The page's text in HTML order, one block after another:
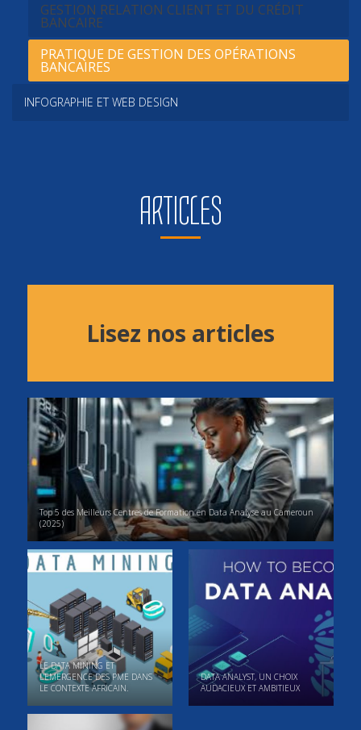
GESTION RELATION CLIENT ET DU CRÉDIT
BANCAIRE
PRATIQUE DE GESTION DES OPÉRATIONS
BANCAIRES
INFOGRAPHIE ET WEB DESIGN
ARTICLES
Lisez nos articles
Top 5 des Meilleurs Centres de Formation en Data Analyse au Cameroun
(2025)
LE DATA MINING ET
L’EMERGENCE DES PME DANS
LE CONTEXTE AFRICAIN.
DATA ANALYST, UN CHOIX
AUDACIEUX ET AMBITIEUX